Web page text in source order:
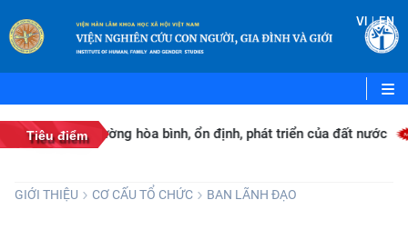
VI |EN
Tiêu điểm
cố môi trường hòa bình, ổn định, phát triển của đất nước
GIỚI THIỆU CƠ CẤU TỔ CHỨC BAN LÃNH ĐẠO